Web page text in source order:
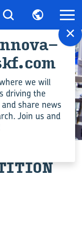
×
we will
driving the
share news
Join us and